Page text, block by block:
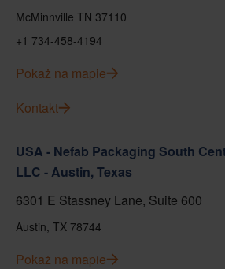
McMinnville TN 37110
+1 734-458-4194
Pokaż na mapie
Kontakt
USA - Nefab Packaging South
LLC - Austin, Texas
6301 E Stassney Lane, Suite 600
Austin, TX 78744
Pokaż na mapie